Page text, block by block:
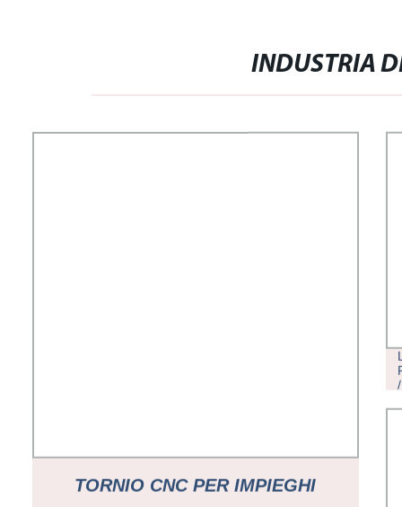
INDUSTRIA
TORNIO CNC PER IMPIEGHI